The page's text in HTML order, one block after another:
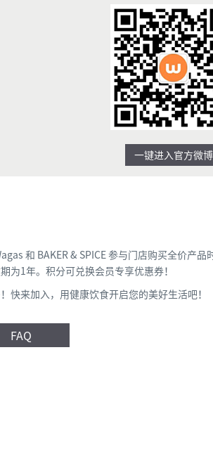
一键进入官方微博
和 BAKER & SPICE 参与门店购买全价产品
为1年。积分可兑换会员专享优惠券！
快来加入，用健康饮食开启您的美好生活吧！
FAQ